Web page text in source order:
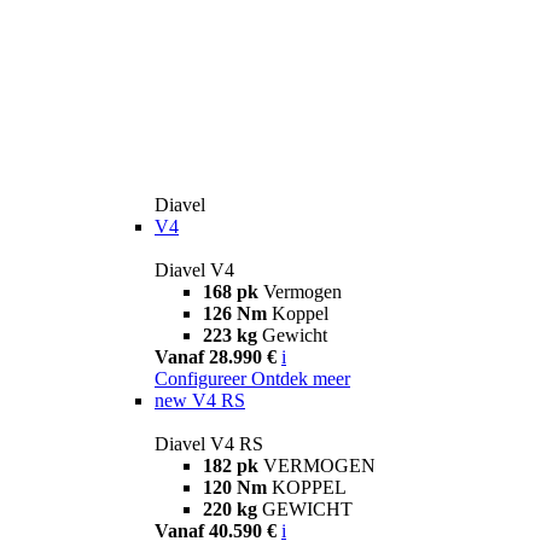
Diavel
V4
Diavel V4
168 pk Vermogen
126 Nm Koppel
223 kg Gewicht
Vanaf 28.990 € i
Configureer Ontdek meer
new V4 RS
Diavel V4 RS
182 pk VERMOGEN
120 Nm KOPPEL
220 kg GEWICHT
Vanaf 40.590 € i